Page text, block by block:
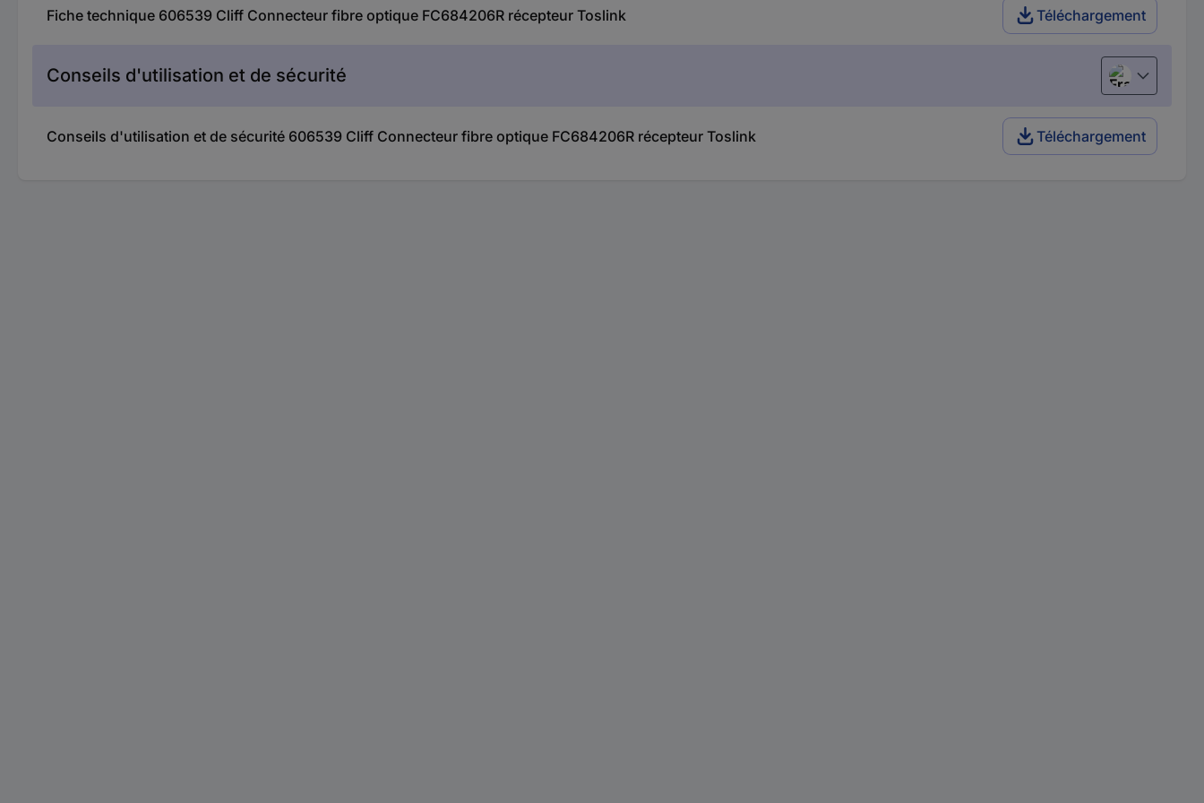
Fiche technique 606539 Cliff Connecteur fibre optique FC684206R récepteur Toslink Téléchargement
Conseils d'utilisation et de sécurité Français
Conseils d'utilisation et de sécurité 606539 Cliff Connecteur fibre optique FC684206R récepteur Toslink Téléchargement